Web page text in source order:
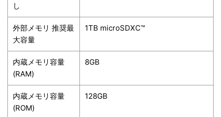
し
外部メモリ 推奨最
大容量
1TB microSDXC™
内蔵メモリ容量
(RAM)
8GB
内蔵メモリ容量
(ROM)
128GB